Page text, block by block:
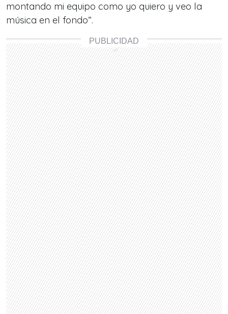
montando mi equipo como yo quiero y veo la
música en el fondo”.